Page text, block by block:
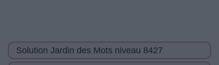
Solution Jardin des Mots niveau 8427